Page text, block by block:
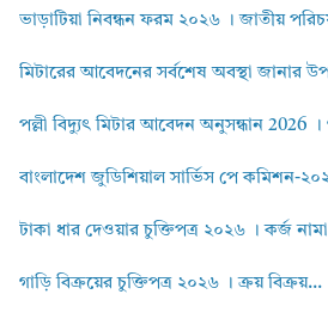
ভাড়াটিয়া নিবন্ধন ফরম ২০২৬ । জাতীয়
মিটারের আবেদনের সর্বশেষ অবস্থা জানার
পল্লী বিদ্যুৎ মিটার আবেদন অনুসন্ধান 2026
বাংলাদেশ জুডিশিয়াল সার্ভিস পে কমিশন-
টাকা ধার দেওয়ার চুক্তিপত্র ২০২৬ । কর্জ
গাড়ি বিক্রয়ের চুক্তিপত্র ২০২৬ । ক্রয় বিক্রয়...